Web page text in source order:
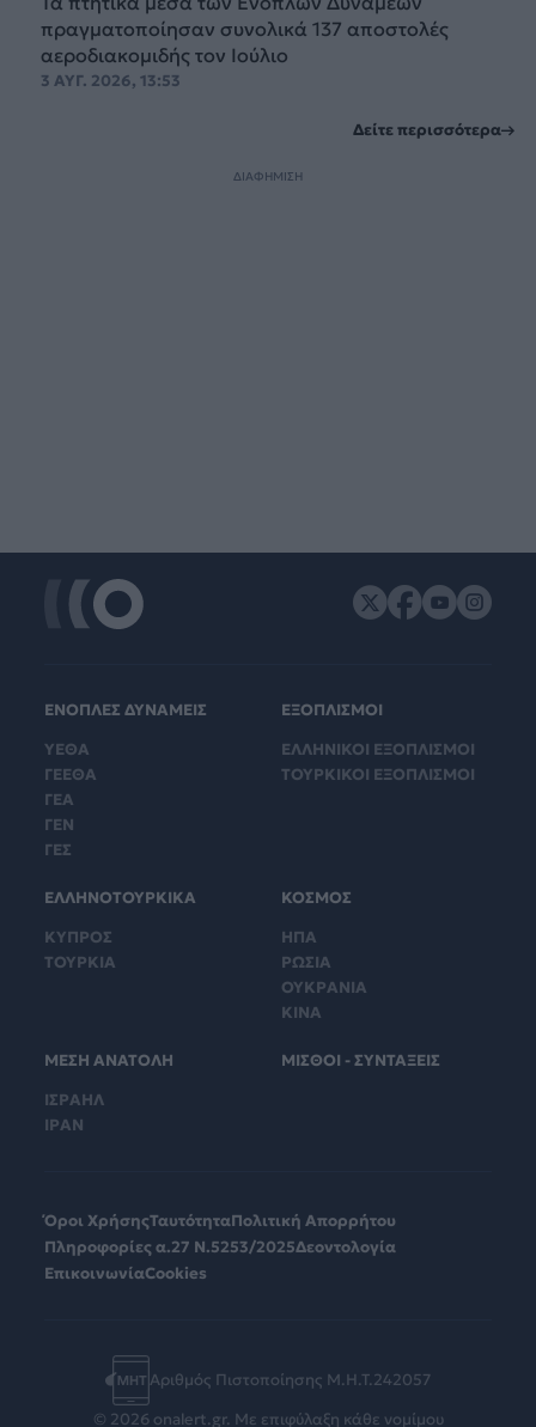
πραγματοποίησαν συνολικά 137 αποστολές
αεροδιακομιδής τον Ιούλιο
3 ΑΥΓ. 2026, 13:53
Δείτε περισσότερα
ΔΙΑΦΗΜΙΣΗ
ΕΝΟΠΛΕΣ ΔΥΝΑΜΕΙΣ
ΥΕΘΑ
ΓΕΕΘΑ
ΓΕΑ
ΓΕΝ
ΓΕΣ
ΕΞΟΠΛΙΣΜΟΙ
ΕΛΛΗΝΙΚΟΙ ΕΞΟΠΛΙΣΜΟΙ
ΤΟΥΡΚΙΚΟΙ ΕΞΟΠΛΙΣΜΟΙ
ΕΛΛΗΝΟΤΟΥΡΚΙΚΑ
ΚΥΠΡΟΣ
ΤΟΥΡΚΙΑ
ΚΟΣΜΟΣ
ΗΠΑ
ΡΩΣΙΑ
ΟΥΚΡΑΝΙΑ
ΚΙΝΑ
ΜΕΣΗ ΑΝΑΤΟΛΗ
ΙΣΡΑΗΛ
ΙΡΑΝ
ΜΙΣΘΟΙ - ΣΥΝΤΑΞΕΙΣ
Όροι ΧρήσηςΤαυτότηταΠολιτική Απορρήτου
Πληροφορίες α.27 Ν.5253/2025Δεοντολογία
ΕπικοινωνίαCookies
Αριθμός Πιστοποίησης Μ.Η.Τ.242057
© 2026 onalert.gr. Με επιφύλαξη κάθε νομίμου